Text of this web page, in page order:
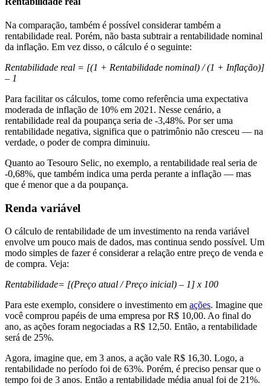
Na comparação, também é possível considerar também a
rentabilidade real. Porém, não basta subtrair a rentabilidade nominal
da inflação. Em vez disso, o cálculo é o seguinte:
Rentabilidade real = [(1 + Rentabilidade nominal) / (1 + Inflação)]
– 1
Para facilitar os cálculos, tome como referência uma expectativa
moderada de inflação de 10% em 2021. Nesse cenário, a
rentabilidade real da poupança seria de -3,48%. Por ser uma
rentabilidade negativa, significa que o patrimônio não cresceu — na
verdade, o poder de compra diminuiu.
Quanto ao Tesouro Selic, no exemplo, a rentabilidade real seria de
-0,68%, que também indica uma perda perante a inflação — mas
que é menor que a da poupança.
Renda variável
O cálculo de rentabilidade de um investimento na renda variável
envolve um pouco mais de dados, mas continua sendo possível. Um
modo simples de fazer é considerar a relação entre preço de venda e
de compra. Veja:
Rentabilidade= [(Preço atual / Preço inicial) – 1] x 100
Para este exemplo, considere o investimento em ações. Imagine que
você comprou papéis de uma empresa por R$ 10,00. Ao final do
ano, as ações foram negociadas a R$ 12,50. Então, a rentabilidade
será de 25%.
Agora, imagine que, em 3 anos, a ação vale R$ 16,30. Logo, a
rentabilidade no período foi de 63%. Porém, é preciso pensar que o
tempo foi de 3 anos. Então a rentabilidade média anual foi de 21%.